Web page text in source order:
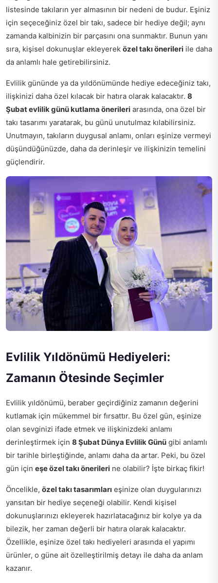
listesinde takıların yer almasının bir nedeni de budur. Eşiniz
için seçeceğiniz özel bir takı, sadece bir hediye değil; aynı
zamanda kalbinizin bir parçasını ona sunmaktır. Bunun yanı
sıra, kişisel dokunuşlar ekleyerek özel takı önerileri ile daha
da anlamlı hale getirebilirsiniz.
Evlilik gününde ya da yıldönümünde hediye edeceğiniz takı,
ilişkinizi daha özel kılacak bir hatıra olarak kalacaktır. 8
Şubat evlilik günü kutlama önerileri arasında, ona özel bir
takı tasarımı yaratarak, bu günü unutulmaz kılabilirsiniz.
Unutmayın, takıların duygusal anlamı, onları eşinize vermeyi
düşündüğünüzde, daha da derinleşir ve ilişkinizin temelini
güçlendirir.
Evlilik Yıldönümü Hediyeleri:
Zamanın Ötesinde Seçimler
Evlilik yıldönümü, beraber geçirdiğiniz zamanın değerini
kutlamak için mükemmel bir fırsattır. Bu özel gün, eşinize
olan sevginizi ifade etmek ve ilişkinizdeki anlamı
derinleştirmek için 8 Şubat Dünya Evlilik Günü gibi anlamlı
bir tarihle birleştiğinde, anlamı daha da artar. Peki, bu özel
gün için eşe özel takı önerileri ne olabilir? İşte birkaç fikir!
Öncelikle, özel takı tasarımları eşinize olan duygularınızı
yansıtan bir hediye seçeneği olabilir. Kendi kişisel
dokunuşlarınızı ekleyerek hazırlatacağınız bir kolye ya da
bilezik, her zaman değerli bir hatıra olarak kalacaktır.
Özellikle, eşinize özel takı hediyeleri arasında el yapımı
ürünler, o güne ait özelleştirilmiş detayı ile daha da anlam
kazanır.